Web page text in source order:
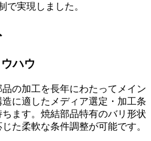
で実現しました。
ハウ
の加工を長年にわたってメイン
に適したメディア選定・加工条
ます。焼結部品特有のバリ形状
た柔軟な条件調整が可能です。